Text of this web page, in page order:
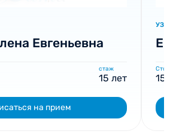
Евгеньевна
стаж
15 лет
на прием
УЗИ